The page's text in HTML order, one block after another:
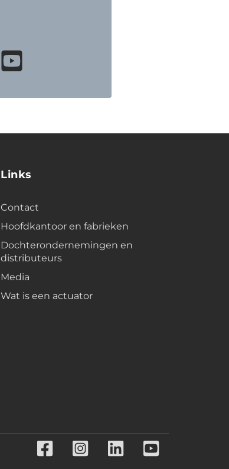
Links
Contact
Hoofdkantoor en fabrieken
Dochterondernemingen en
distributeurs
Media
Wat is een actuator